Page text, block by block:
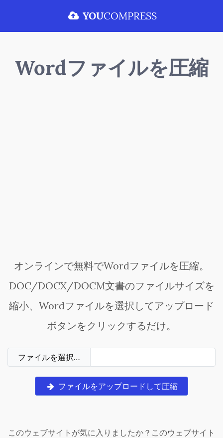
YOUCOMPRESS
Wordファイルを圧縮
オンラインで無料でWordファイルを圧縮。
DOC/DOCX/DOCM文書のファイルサイズを
縮小、Wordファイルを選択してアップロード
ボタンをクリックするだけ。
ファイルを選択…
ファイルをアップロードして圧縮
このウェブサイトが気に入りましたか？このウェブサイト